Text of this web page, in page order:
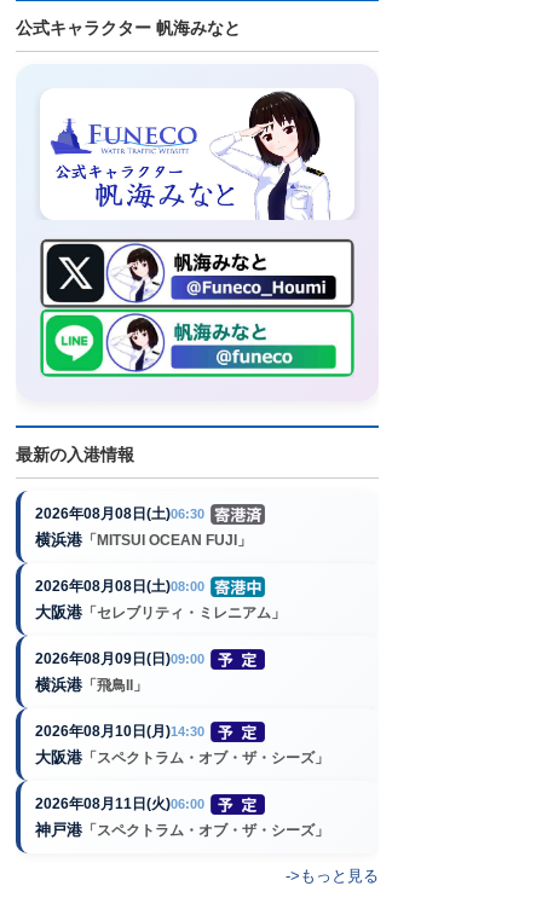
公式キャラクター 帆海みなと
最新の入港情報
2026年08月08日(土)06:30
横浜港 「MITSUI OCEAN FUJI」
2026年08月08日(土)08:00
大阪港 「セレブリティ・ミレニアム」
2026年08月09日(日)09:00
横浜港 「飛鳥II」
2026年08月10日(月)14:30
大阪港 「スペクトラム・オブ・ザ・シーズ」
2026年08月11日(火)06:00
神戸港 「スペクトラム・オブ・ザ・シーズ」
->もっと見る